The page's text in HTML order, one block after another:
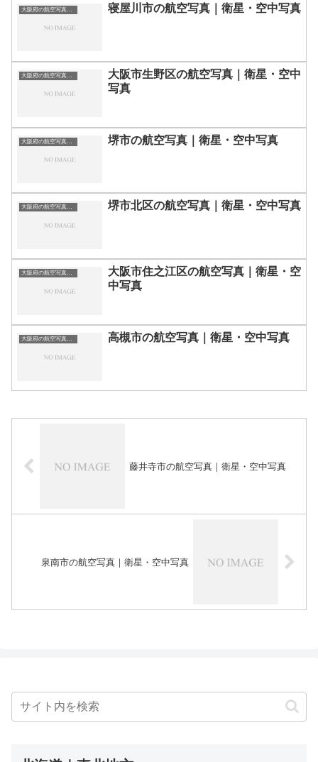
寝屋川市の航空写真｜衛星・空中写真
大阪市生野区の航空写真｜衛星・空中
写真
堺市の航空写真｜衛星・空中写真
大阪府の航空写真・空中写真 堺市北区の航空写真｜衛星・空中写真
大阪府の航空写真・空中写真
大阪市住之江区の航空写真｜衛星・空
中写真
大阪府の航空写真・空中写真 高槻市の航空写真｜衛星・空中写真
藤井寺市の航空写真｜衛星・空中写真
泉南市の航空写真｜衛星・空中写真